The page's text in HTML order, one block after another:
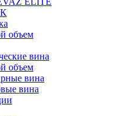
объем
вина
объем
вина
вина